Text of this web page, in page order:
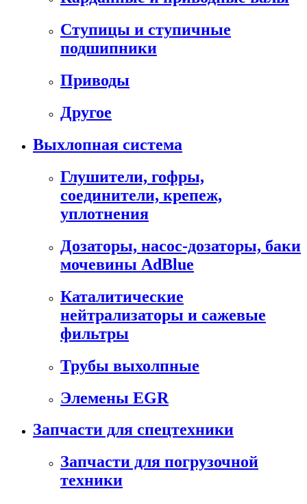
Ступицы и ступичные
подшипники
Приводы
Другое
Выхлопная система
Глушители, гофры,
соединители, крепеж,
уплотнения
Дозаторы, насос-дозаторы, баки
мочевины AdBlue
Каталитические
нейтрализаторы и сажевые
фильтры
Трубы выхолпные
Элемены EGR
Запчасти для спецтехники
Запчасти для погрузочной
техники